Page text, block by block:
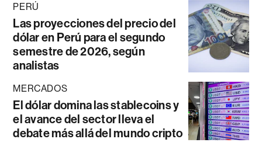
PERÚ
Las proyecciones del precio del
dólar en Perú para el segundo
semestre de 2026, según
analistas
MERCADOS
El dólar domina las stablecoins y
el avance del sector lleva el
debate más allá del mundo cripto